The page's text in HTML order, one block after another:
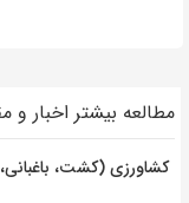
مطالعه بیشتر اخبار و
کشاورزی (کشت،